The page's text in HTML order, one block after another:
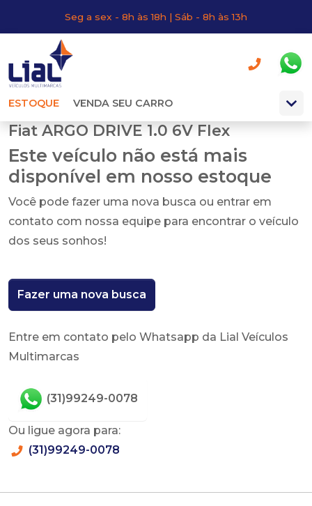
Seg a sex - 8h às 18h | Sáb - 8h às 13h
ESTOQUE VENDA SEU CARRO
Fiat ARGO DRIVE 1.0 6V Flex
Este veículo não está mais
disponível em nosso estoque
Você pode fazer uma nova busca ou entrar em
contato com nossa equipe para encontrar o veículo
dos seus sonhos!
Fazer uma nova busca
Entre em contato pelo Whatsapp da Lial Veículos
Multimarcas
(31)99249-0078
Ou ligue agora para:
(31)99249-0078